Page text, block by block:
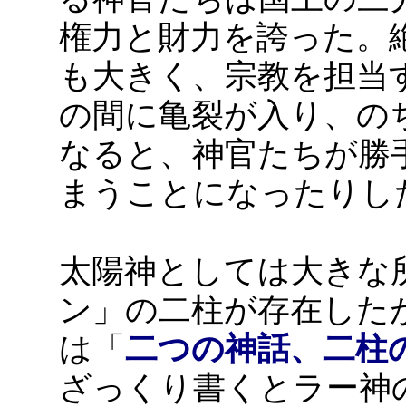
権力と財力を誇った。
も大きく、宗教を担
の間に亀裂が入り、の
なると、神官たちが勝
まうことになったりし
太陽神としては大きな
ン」の二柱が存在し
は「 二つの神話、二柱
ざっくり書くとラー